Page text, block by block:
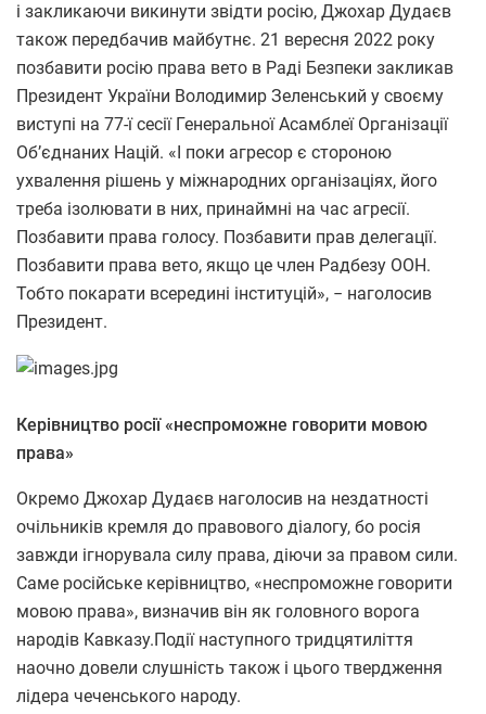
і закликаючи викинути звідти росію, Джохар Дудаєв
також передбачив майбутнє. 21 вересня 2022 року
позбавити росію права вето в Раді Безпеки закликав
Президент України Володимир Зеленський у своєму
виступі на 77-ї сесії Генеральної Асамблеї Організації
Об’єднаних Націй. «І поки агресор є стороною
ухвалення рішень у міжнародних організаціях, його
треба ізолювати в них, принаймні на час агресії.
Позбавити права голосу. Позбавити прав делегації.
Позбавити права вето, якщо це член Радбезу ООН.
Тобто покарати всередині інституцій», − наголосив
Президент.
Керівництво росії «неспроможне говорити мовою
права»
Окремо Джохар Дудаєв наголосив на нездатності
очільників кремля до правового діалогу, бо росія
завжди ігнорувала силу права, діючи за правом сили.
Саме російське керівництво, «неспроможне говорити
мовою права», визначив він як головного ворога
народів Кавказу.Події наступного тридцятиліття
наочно довели слушність також і цього твердження
лідера чеченського народу.